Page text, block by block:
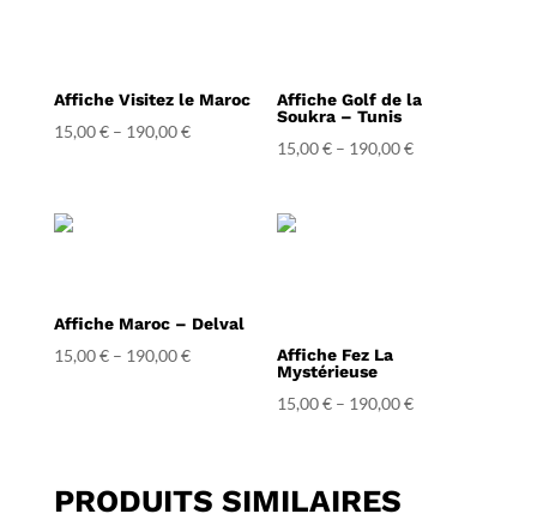
Affiche Visitez le Maroc
15,00€– 190,00€
Affiche Golf de la
Soukra – Tunis
15,00€ – 190,00€
Affiche Maroc – Delval
15,00€– 190,00€
Affiche Fez La
Mystérieuse
15,00€ – 190,00€
PRODUITS SIMILAIRES